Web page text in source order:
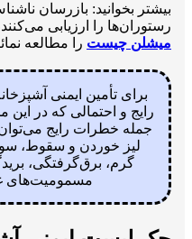
بیشتر بخوانید: بازرسان
رستوران‌ها را ارزیابی
میشلن چیست را مطالعه
برای تأمین ایمنی
رایج و احتمالی که در
جمله خطرات رایج
لیز خوردن و سقوط،
گرم، برق‌گرفتگی،
مسمومیت‌های